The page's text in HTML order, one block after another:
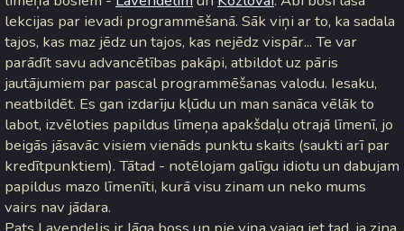
lekcijas par ievadi programmēšanā. Sāk viņi ar to, ka sadala
tajos, kas maz jēdz un tajos, kas nejēdz vispār... Te var
parādīt savu advancētības pakāpi, atbildot uz pāris
jautājumiem par pascal programmēšanas valodu. Iesaku,
neatbildēt. Es gan izdarīju kļūdu un man sanāca vēlāk to
labot, izvēloties papildus līmeņa apakšdaļu otrajā līmenī, jo
beigās jāsavāc visiem vienāds punktu skaits (saukti arī par
kredītpunktiem). Tātad - notēlojam galīgu idiotu un dabujam
papildus mazo līmenīti, kurā visu zinam un neko mums
vairs nav jādara.